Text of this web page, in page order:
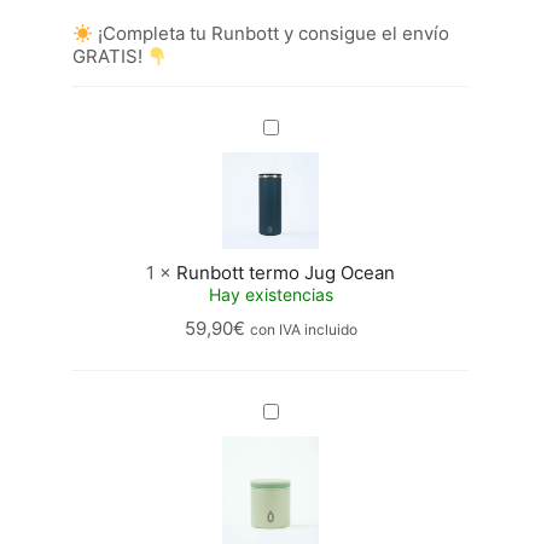
¡Completa tu Runbott y consigue el envío
GRATIS!
Runbott
termo
Jug
1 × Runbott termo Jug Ocean
Hay existencias
59,90€ con IVA incluido
Runbott
Melón